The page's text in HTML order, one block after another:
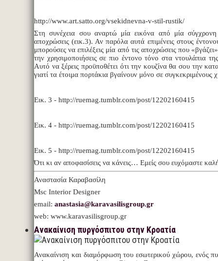
http://www.art.satto.org/vsekidnevna-v-stil-rustik/
Στη συνέχεια σου αναρτώ μία εικόνα από μία σύγχρονη
αποχρώσεις (εικ.3). Αν παρόλα αυτά επιμένεις στους
μπορούσες να επιλέξεις μία από τις αποχρώσεις που
την χρησιμοποιήσεις σε πιο έντονο τόνο στα ντουλάπια
Αυτό να ξέρεις προϋποθέτει ότι την κουζίνα θα σου την
γιατί τα έτοιμα πορτάκια βγαίνουν μόνο σε συγκεκριμένους
Εικ. 3 - http://ruemag.tumblr.com/post/12202160415
Εικ. 4 - http://ruemag.tumblr.com/post/12202160415
Εικ. 5 - http://ruemag.tumblr.com/post/12202160415
Ότι κι αν αποφασίσεις να κάνεις… Εμείς σου ευχόμαστε
Αναστασία Καραβασίλη
Msc Interior Designer
email: anastasia@karavasilisgroup.gr
web: www.karavasilisgroup.gr
Ανακαίνιση πυργόσπιτου στην Κροατία
Ανακαίνιση και διαμόρφωση του εσωτερικού χώρου, ενός